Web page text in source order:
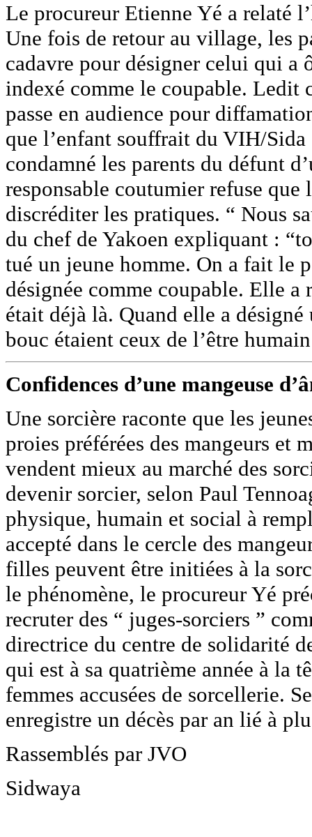
Le procureur Etienne Yé a relaté
Une fois de retour au village, les
cadavre pour désigner celui qui a
indexé comme le coupable. Ledit
passe en audience pour
que l’enfant souffrait du VIH/Sida
condamné les parents du défunt
responsable coutumier refuse
discréditer les pratiques. “ Nous
du chef de Yakoen expliquant :
tué un jeune homme. On a fait le
désignée comme coupable. Elle
était déjà là. Quand elle a
bouc étaient ceux de l’être
Confidences d’une mangeuse
Une sorcière raconte que les
proies préférées des mangeurs et
vendent mieux au marché des
devenir sorcier, selon Paul
physique, humain et social à
accepté dans le cercle des
filles peuvent être initiées à la
le phénomène, le procureur Yé
recruter des “ juges-sorciers ”
directrice du centre de solidarité
qui est à sa quatrième année à la
femmes accusées de sorcellerie.
enregistre un décès par an lié à
Rassemblés par JVO
Sidwaya